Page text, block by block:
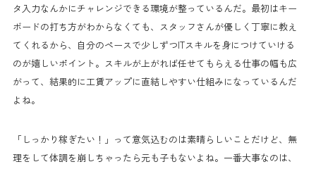
タ入力なんかにチャレンジできる環境が整っているんだ。最初はキー
ボードの打ち方がわからなくても、スタッフさんが優しく丁寧に教え
てくれるから、自分のペースで少しずつITスキルを身につけていける
のが嬉しいポイント。スキルが上がれば任せてもらえる仕事の幅も広
がって、結果的に工賃アップに直結しやすい仕組みになっているんだ
よね。
「しっかり稼ぎたい！」って意気込むのは素晴らしいことだけど、無
理をして体調を崩しちゃったら元も子もないよね。一番大事なのは、